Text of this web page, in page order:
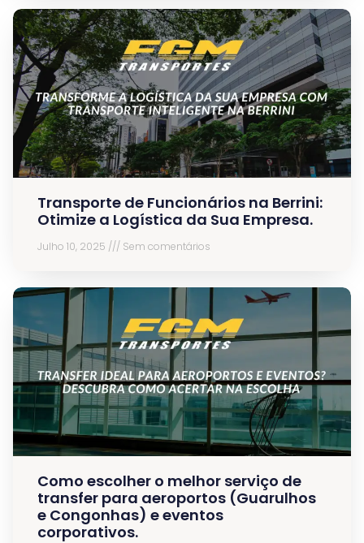
Transporte de Funcionários na Berrini:
Otimize a Logística da Sua Empresa.
Julho 10, 2025 Sem comentários
Como escolher o melhor serviço de
transfer para aeroportos (Guarulhos
e Congonhas) e eventos
corporativos.